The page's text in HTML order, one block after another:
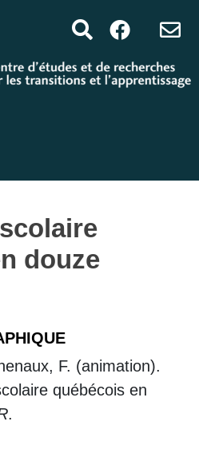
douze
F. (animation).
québécois en
.